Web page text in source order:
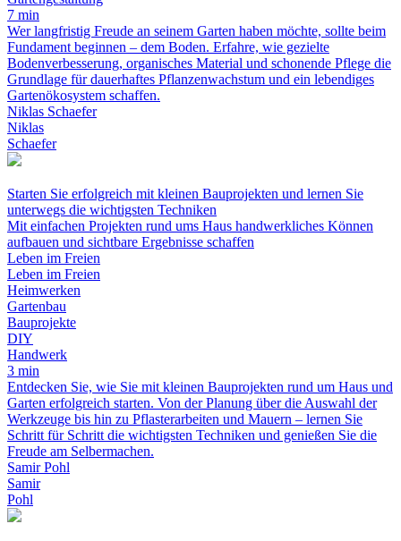
7 min
Wer langfristig Freude an seinem Garten haben möchte, sollte beim
Fundament beginnen – dem Boden. Erfahre, wie gezielte
Bodenverbesserung, organisches Material und schonende Pflege die
Grundlage für dauerhaftes Pflanzenwachstum und ein lebendiges
Gartenökosystem schaffen.
Niklas Schaefer
Niklas
Schaefer
Starten Sie erfolgreich mit kleinen Bauprojekten und lernen Sie
unterwegs die wichtigsten Techniken
Mit einfachen Projekten rund ums Haus handwerkliches Können
aufbauen und sichtbare Ergebnisse schaffen
Leben im Freien
Leben im Freien
Heimwerken
Gartenbau
Bauprojekte
DIY
Handwerk
3 min
Entdecken Sie, wie Sie mit kleinen Bauprojekten rund um Haus und
Garten erfolgreich starten. Von der Planung über die Auswahl der
Werkzeuge bis hin zu Pflasterarbeiten und Mauern – lernen Sie
Schritt für Schritt die wichtigsten Techniken und genießen Sie die
Freude am Selbermachen.
Samir Pohl
Samir
Pohl